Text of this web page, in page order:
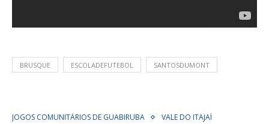
BRUSQUE ESCOLADEFUTEBOL SANTOSDUMONT
JOGOS COMUNITÁRIOS DE GUABIRUBA VALE DO ITAJAÍ